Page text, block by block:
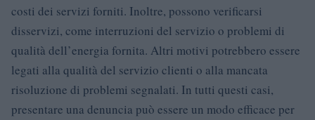
costi dei servizi forniti. Inoltre, possono verificarsi
disservizi, come interruzioni del servizio o problemi di
qualità dell’energia fornita. Altri motivi potrebbero essere
legati alla qualità del servizio clienti o alla mancata
risoluzione di problemi segnalati. In tutti questi casi,
presentare una denuncia può essere un modo efficace per